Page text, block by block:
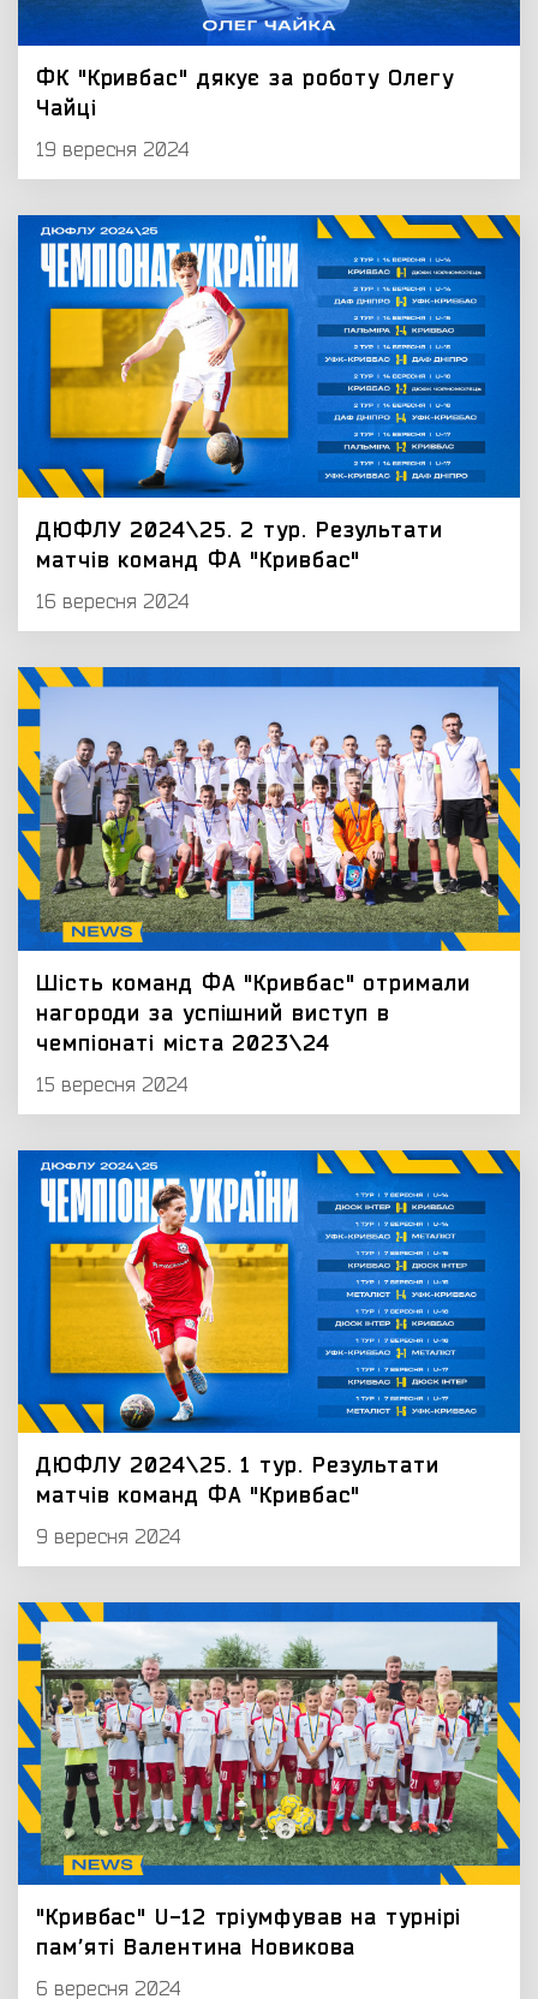
ФК "Кривбас" дякує за роботу Олегу
Чайці
19 вересня 2024
ДЮФЛУ 2024\25. 2 тур. Результати
матчів команд ФА "Кривбас"
16 вересня 2024
Шість команд ФА "Кривбас" отримали
нагороди за успішний виступ в
чемпіонаті міста 2023\24
15 вересня 2024
ДЮФЛУ 2024\25. 1 тур. Результати
матчів команд ФА "Кривбас"
9 вересня 2024
"Кривбас" U-12 тріумфував на турнірі
памʼяті Валентина Новикова
6 вересня 2024